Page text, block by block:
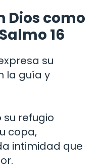
Dios como
16
su
la guía y
su refugio
copa,
intimidad que